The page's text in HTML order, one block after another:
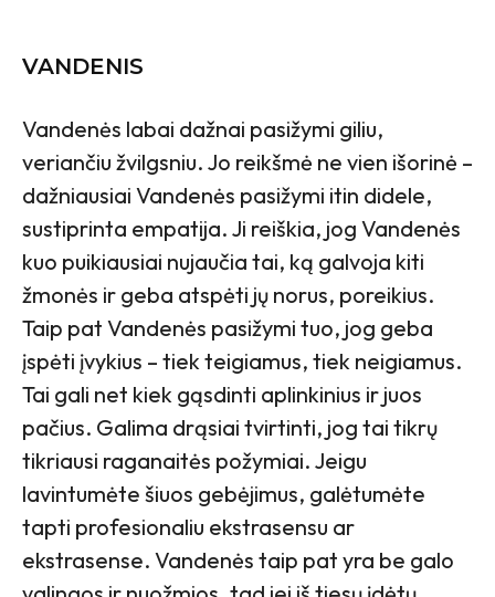
VANDENIS
Vandenės labai dažnai pasižymi giliu,
veriančiu žvilgsniu. Jo reikšmė ne vien išorinė –
dažniausiai Vandenės pasižymi itin didele,
sustiprinta empatija. Ji reiškia, jog Vandenės
kuo puikiausiai nujaučia tai, ką galvoja kiti
žmonės ir geba atspėti jų norus, poreikius.
Taip pat Vandenės pasižymi tuo, jog geba
įspėti įvykius – tiek teigiamus, tiek neigiamus.
Tai gali net kiek gąsdinti aplinkinius ir juos
pačius. Galima drąsiai tvirtinti, jog tai tikrų
tikriausi raganaitės požymiai. Jeigu
lavintumėte šiuos gebėjimus, galėtumėte
tapti profesionaliu ekstrasensu ar
ekstrasense. Vandenės taip pat yra be galo